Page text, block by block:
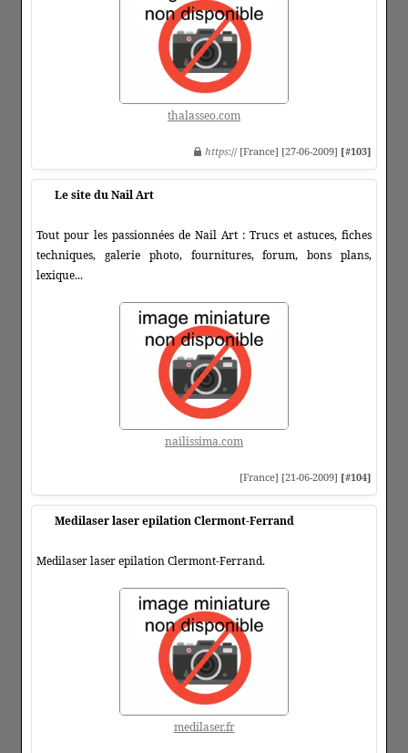
thalasseo.com
https:// [France] [27-06-2009] [#103]
Le site du Nail Art
Tout pour les passionnées de Nail Art : Trucs et astuces, fiches
techniques, galerie photo, fournitures, forum, bons plans,
lexique...
nailissima.com
[France] [21-06-2009] [#104]
Medilaser laser epilation Clermont-Ferrand
Medilaser laser epilation Clermont-Ferrand.
medilaser.fr